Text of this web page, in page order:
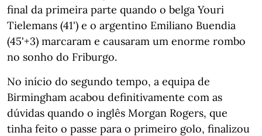
final da primeira parte quando o belga Youri
Tielemans (41') e o argentino Emiliano Buendia
(45'+3) marcaram e causaram um enorme rombo
no sonho do Friburgo.
No início do segundo tempo, a equipa de
Birmingham acabou definitivamente com as
dúvidas quando o inglês Morgan Rogers, que
tinha feito o passe para o primeiro golo, finalizou